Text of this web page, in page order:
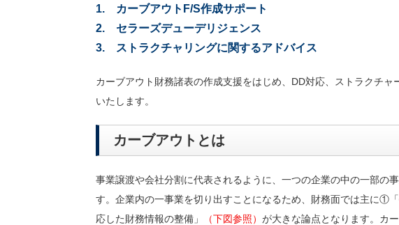
1. カーブアウトF/S作成サポート
2. セラーズデューデリジェンス
3. ストラクチャリングに関するアドバイス
カーブアウト財務諸表の作成支援をはじめ、DD対応、ストラクチ
いたします。
カーブアウトとは
事業譲渡や会社分割に代表されるように、一つの企業の中の一部の
す。企業内の一事業を切り出すことになるため、財務面では主に①
応した財務情報の整備」
（下図参照） が大きな論点となります。カ